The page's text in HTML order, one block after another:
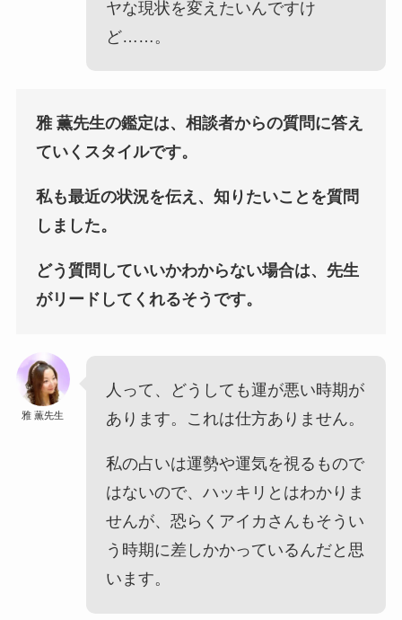
ヤな現状を変えたいんですけ
ど……。
雅 薫先生の鑑定は、相談者からの質問に答え
ていくスタイルです。
私も最近の状況を伝え、知りたいことを質問
しました。
どう質問していいかわからない場合は、先生
がリードしてくれるそうです。
雅 薫先生
人って、どうしても運が悪い時期が
あります。これは仕方ありません。
私の占いは運勢や運気を視るもので
はないので、ハッキリとはわかりま
せんが、恐らくアイカさんもそうい
う時期に差しかかっているんだと思
います。